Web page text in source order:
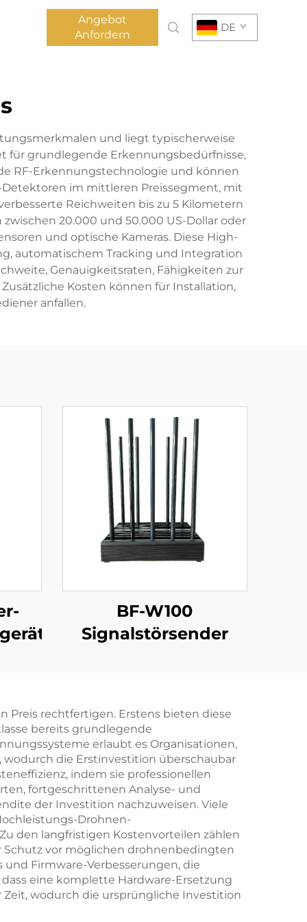
Angebot
Anfordern
DE
und liegt typischerweise
für grundlegende Erkennungsbedürfnisse,
RF-Erkennungstechnologie und können
im mittleren Preissegment, mit
Reichweiten bis zu 5 Kilometern
20.000 und 50.000 US-Dollar oder
und optische Kameras. Diese High-
automatischem Tracking und Integration
Genauigkeitsraten, Fähigkeiten zur
Kosten können für Installation,
anfallen.
BF-W100
Signalstörsender
Preis rechtfertigen. Erstens bieten diese
bereits grundlegende
erlaubt es Organisationen,
die Erstinvestition überschaubar
indem sie professionellen
fortgeschrittenen Analyse- und
der Investition nachzuweisen. Viele
Drohnen-
den langfristigen Kostenvorteilen zählen
Schutz vor möglichen drohnenbedingten
Firmware-Verbesserungen, die
eine komplette Hardware-Ersetzung
wodurch die ursprüngliche Investition